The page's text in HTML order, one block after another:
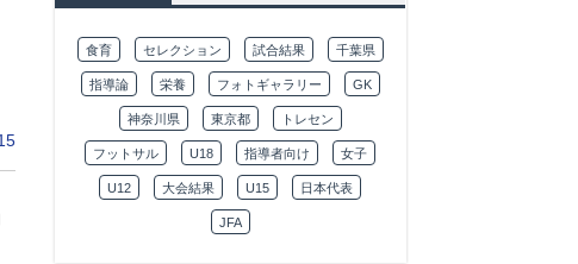
食育 セレクション 試合結果 千葉県
指導論 栄養 フォトギャラリー GK
神奈川県 東京都 トレセン
フットサル U18 指導者向け 女子
U12 大会結果 U15 日本代表
JFA